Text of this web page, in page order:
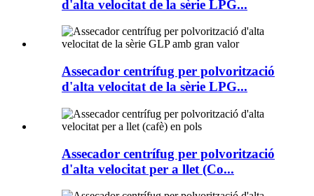
d'alta velocitat de la sèrie LPG...
Assecador centrífug per polvorització
d'alta velocitat de la sèrie LPG...
Assecador centrífug per polvorització
d'alta velocitat per a llet (Co...